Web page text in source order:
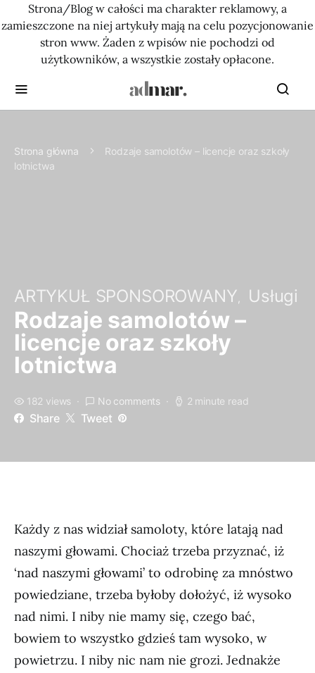
Strona/Blog w całości ma charakter reklamowy, a
zamieszczone na niej artykuły mają na celu pozycjonowanie
stron www. Żaden z wpisów nie pochodzi od
użytkowników, a wszystkie zostały opłacone.
Strona główna
Rodzaje samolotów – licencje oraz szkoły
lotnictwa
ARTYKUŁ SPONSOROWANY Usługi
Rodzaje samolotów –
licencje oraz szkoły
lotnictwa
182 views No comments 2 minute read
Share Tweet
Każdy z nas widział samoloty, które latają nad
naszymi głowami. Chociaż trzeba przyznać, iż
‘nad naszymi głowami’ to odrobinę za mnóstwo
powiedziane, trzeba byłoby dołożyć, iż wysoko
nad nimi. I niby nie mamy się, czego bać,
bowiem to wszystko gdzieś tam wysoko, w
powietrzu. I niby nic nam nie grozi. Jednakże